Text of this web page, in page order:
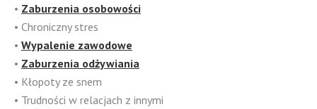
• Zaburzenia osobowości
• Chroniczny stres
• Wypalenie zawodowe
• Zaburzenia odżywiania
• Kłopoty ze snem
• Trudności w relacjach z innymi